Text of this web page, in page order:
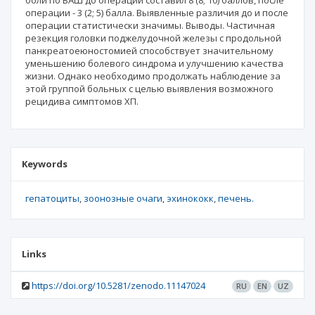
операции - 3 (2; 5) балла. Выявленные различия до и после
операции статистически значимы. Выводы. Частичная
резекция головки поджелудочной железы с продольной
панкреатоеюностомией способствует значительному
уменьшению болевого синдрома и улучшению качества
жизни. Однако необходимо продолжать наблюдение за
этой группой больных с целью выявления возможного
рецидива симптомов ХП.
Keywords
гепатоциты зоонозные очаги эхинококк печень.
Links
https://doi.org/10.5281/zenodo.11147024 RU EN UZ